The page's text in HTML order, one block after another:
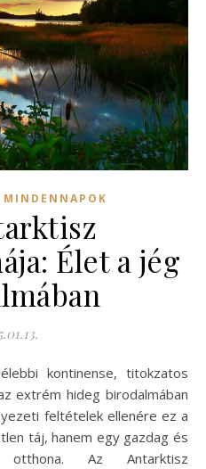
MINDENNAPOK
Élet a jég
extrém hideg birodalmában
feltételek ellenére ez a
táj, hanem egy gazdag és
otthona. Az Antarktisz